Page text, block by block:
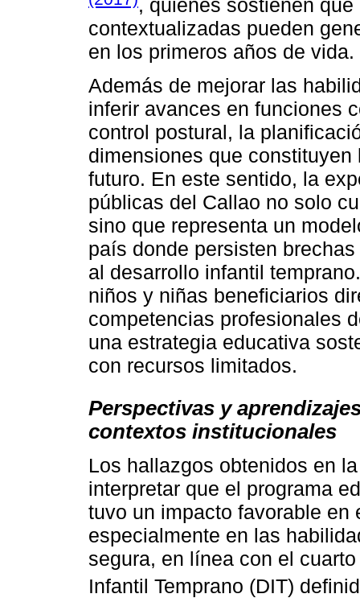
, quienes sostienen
contextualizadas pueden
en los primeros años de vida.
Además de mejorar las
inferir avances en funciones
control postural, la
dimensiones que
futuro. En este sentido, la
públicas del Callao no solo
sino que representa un
país donde persisten
al desarrollo infantil
niños y niñas beneficiarios
competencias profesionales
una estrategia educativa
con recursos limitados.
Perspectivas y
contextos institucionales
Los hallazgos obtenidos en
interpretar que el programa
tuvo un impacto favorable
especialmente en las
segura, en línea con el
Infantil Temprano (DIT)